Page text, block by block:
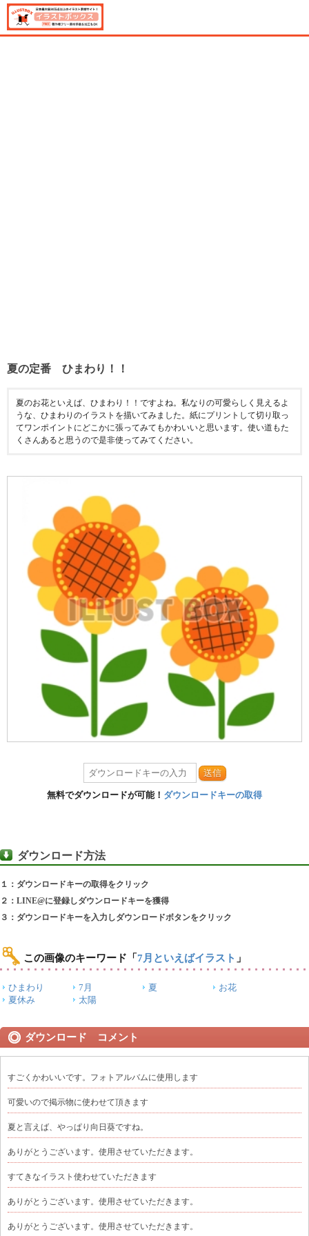
夏の定番 ひまわり！！
夏のお花といえば、ひまわり！！ですよね。私なりの可愛らしく見えるよ
うな、ひまわりのイラストを描いてみました。紙にプリントして切り取っ
てワンポイントにどこかに張ってみてもかわいいと思います。使い道もた
くさんあると思うので是非使ってみてください。
送信
無料でダウンロードが可能！ ダウンロードキーの取得
ダウンロード方法
１：ダウンロードキーの取得をクリック
２：LINE@に登録しダウンロードキーを獲得
３：ダウンロードキーを入力しダウンロードボタンをクリック
この画像のキーワード 「 7月といえばイラスト 」
ひまわり 7月 夏
お花
夏休み
太陽
ダウンロード コメント
すごくかわいいです。フォトアルバムに使用します
可愛いので掲示物に使わせて頂きます
夏と言えば、やっぱり向日葵ですね。
ありがとうございます。使用させていただきます。
すてきなイラスト使わせていただきます
ありがとうございます。使用させていただきます。
ありがとうございます。使用させていただきます。